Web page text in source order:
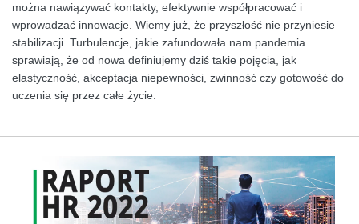
można nawiązywać kontakty, efektywnie współpracować i
wprowadzać innowacje. Wiemy już, że przyszłość nie przyniesie
stabilizacji. Turbulencje, jakie zafundowała nam pandemia
sprawiają, że od nowa definiujemy dziś takie pojęcia, jak
elastyczność, akceptacja niepewności, zwinność czy gotowość do
uczenia się przez całe życie.